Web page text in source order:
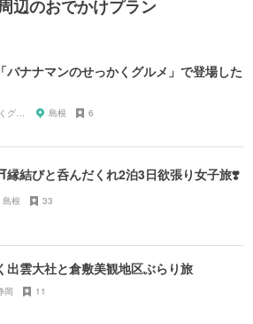
辺のおでかけプラン
バナナマンのせっかくグルメ」で登場した
島根 6
結びと呑んだくれ2泊3日欲張り女子旅❣️
島根 33
出雲大社と倉敷美観地区ぶらり旅
岡 11